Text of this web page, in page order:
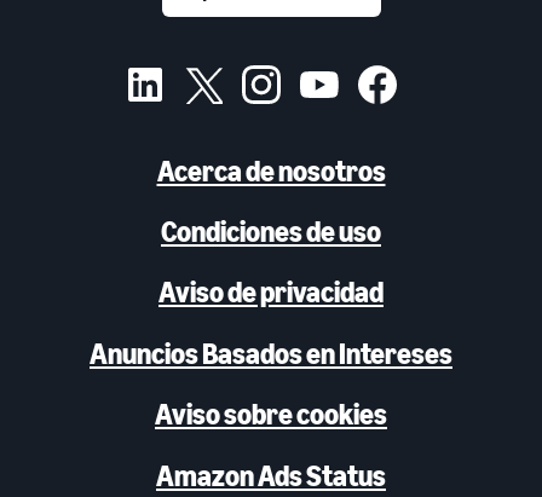
Acerca de nosotros
Condiciones de uso
Aviso de privacidad
Anuncios Basados en Intereses
Aviso sobre cookies
Amazon Ads Status